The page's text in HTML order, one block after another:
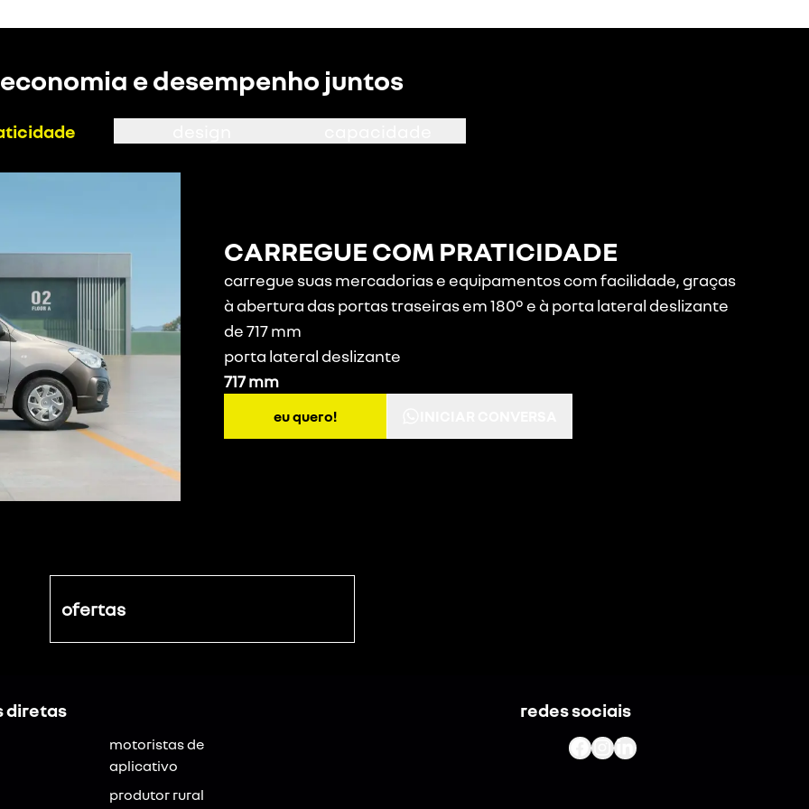
economia e desempenho juntos
CARREGUE COM PRATICIDADE
carregue suas mercadorias e equipamentos com facilidade, graças
à abertura das portas traseiras em 180° e à porta lateral deslizante
de 717 mm
porta lateral deslizante
717 mm
eu quero!
ofertas
diretas
motoristas de
aplicativo
produtor rural
redes sociais